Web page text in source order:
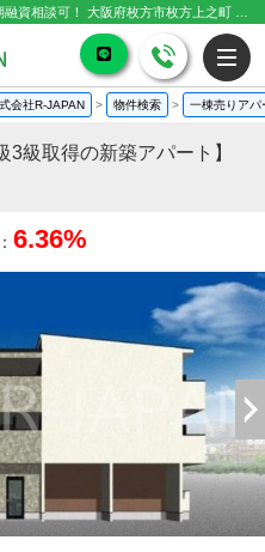
会社R-JAPAN > 物件検索 > 一棟売りアパ
3級取得の新築アパート】
6.36%